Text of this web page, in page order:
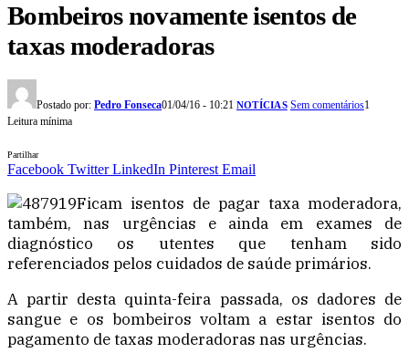
Bombeiros novamente isentos de
taxas moderadoras
Postado por: Pedro Fonseca01/04/16 - 10:21 NOTÍCIAS Sem comentários1
Leitura mínima
Partilhar
Facebook Twitter LinkedIn Pinterest Email
Ficam isentos de pagar taxa moderadora,
também, nas urgências e ainda em exames de
diagnóstico os utentes que tenham sido
referenciados pelos cuidados de saúde primários.
A partir desta quinta-feira passada, os dadores de
sangue e os bombeiros voltam a estar isentos do
pagamento de taxas moderadoras nas urgências.